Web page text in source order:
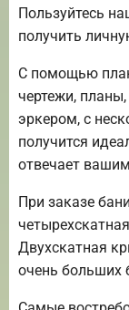
Пользуйтесь
получить
С помощью
чертежи,
эркером, с
получится
отвечает
При заказе
Двухскатная
очень больших